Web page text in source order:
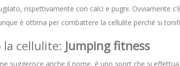
rispettivamente con calci e pugni. Ovviamente
è ottima per combattere la cellulite perché si
cellulite: Jumping fitness
suggerisce anche il nome, è uno sport che si